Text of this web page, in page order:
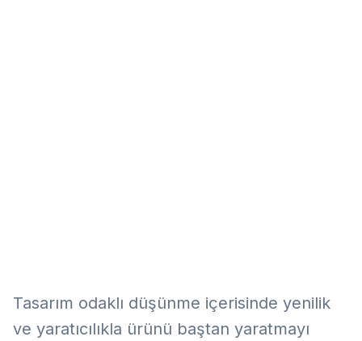
Tasarım odaklı düşünme içerisinde yenilik
ve yaratıcılıkla ürünü baştan yaratmayı